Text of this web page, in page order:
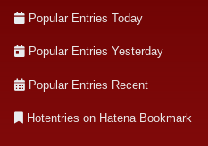
Popular Entries Today
Popular Entries Yesterday
Popular Entries Recent
Hotentries on Hatena Bookmark